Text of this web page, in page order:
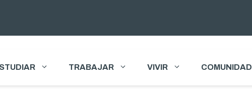
TRABAJAR VIVIR COMUNIDAD